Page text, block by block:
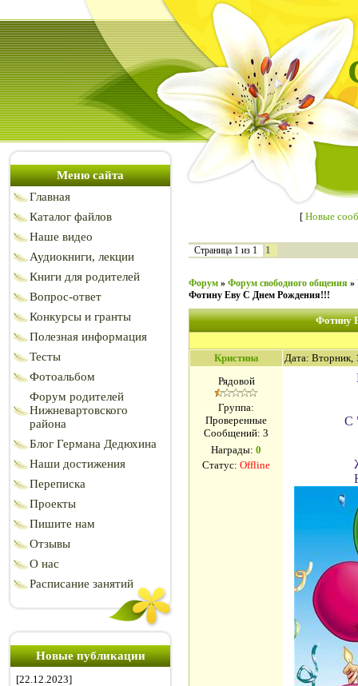
Меню сайта
Главная
Каталог файлов
Наше видео
Аудиокниги, лекции
Книги для родителей
Вопрос-ответ
Конкурсы и гранты
Полезная информация
Тесты
Фотоальбом
Форум родителей
Нижневартовского
района
Блог Германа Дедюхина
Наши достижения
Переписка
Проекты
Пишите нам
Отзывы
О нас
Расписание занятий
Новые публикации
[22.12.2023]
[ Новые
Страница 1 из 1 1
Форум » Форум свободного общения »
Фотину Еву С Днем Рождения!!!
Фотину
Кристина
Дата: Вторник,
Рядовой
Группа:
Проверенные
Сообщений: 3
Награды: 0
Статус: Offline
С